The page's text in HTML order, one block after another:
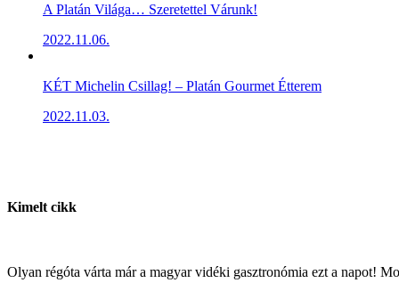
A Platán Világa… Szeretettel Várunk!
2022.11.06.
KÉT Michelin Csillag! – Platán Gourmet Étterem
2022.11.03.
Kimelt cikk
Olyan régóta várta már a magyar vidéki gasztronómia ezt a napot!